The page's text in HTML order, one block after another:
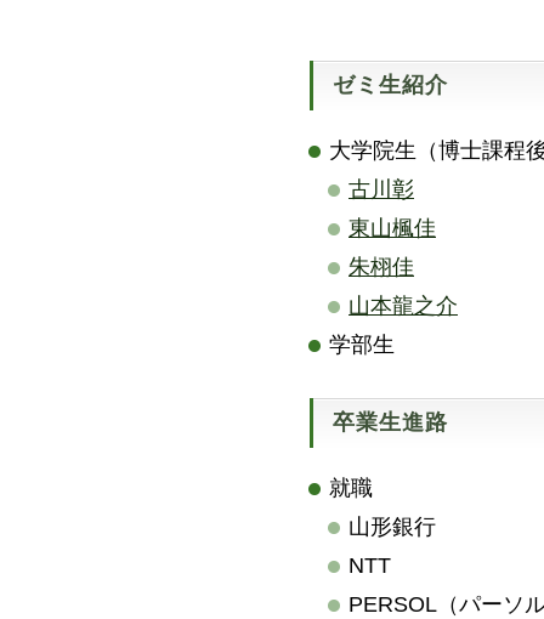
ゼミ生紹介
大学院生（博士課程
古川彰
東山楓佳
朱栩佳
山本龍之介
学部生
卒業生進路
就職
山形銀行
NTT
PERSOL（パーソ